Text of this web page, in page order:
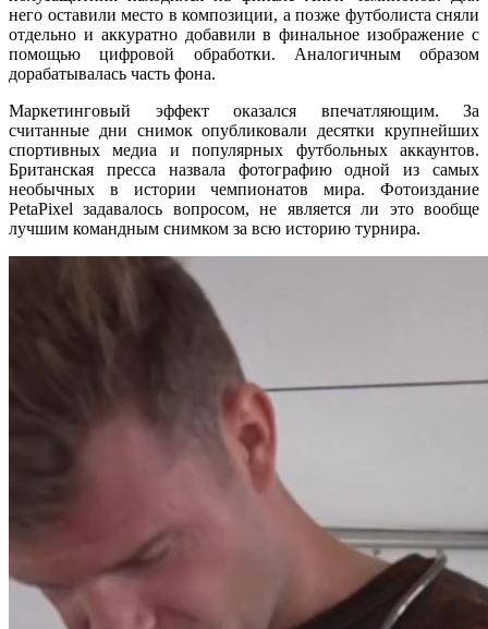
него оставили место в композиции, а позже футболиста сняли
отдельно и аккуратно добавили в финальное изображение с
помощью цифровой обработки. Аналогичным образом
дорабатывалась часть фона.
Маркетинговый эффект оказался впечатляющим. За
считанные дни снимок опубликовали десятки крупнейших
спортивных медиа и популярных футбольных аккаунтов.
Британская пресса назвала фотографию одной из самых
необычных в истории чемпионатов мира. Фотоиздание
PetaPixel задавалось вопросом, не является ли это вообще
лучшим командным снимком за всю историю турнира.